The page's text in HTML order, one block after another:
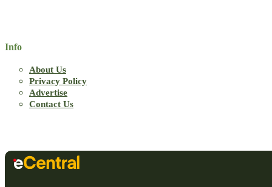
Info
About Us
Privacy Policy
Advertise
Contact Us